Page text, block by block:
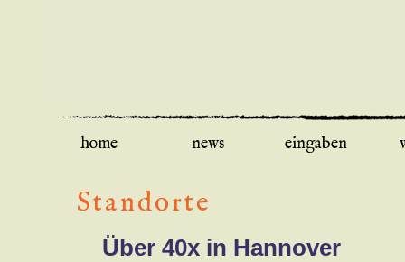
home news eingaben
Standorte
Über 40x in Hannover